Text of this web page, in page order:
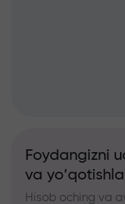
Foydangizni
va
Hisob oching va